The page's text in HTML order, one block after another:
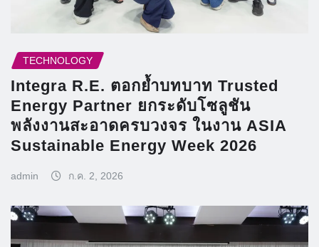
TECHNOLOGY
Integra R.E. ตอกย้ำบทบาท Trusted
Energy Partner ยกระดับโซลูชัน
พลังงานสะอาดครบวงจร ในงาน ASIA
Sustainable Energy Week 2026
admin ก.ค. 2, 2026